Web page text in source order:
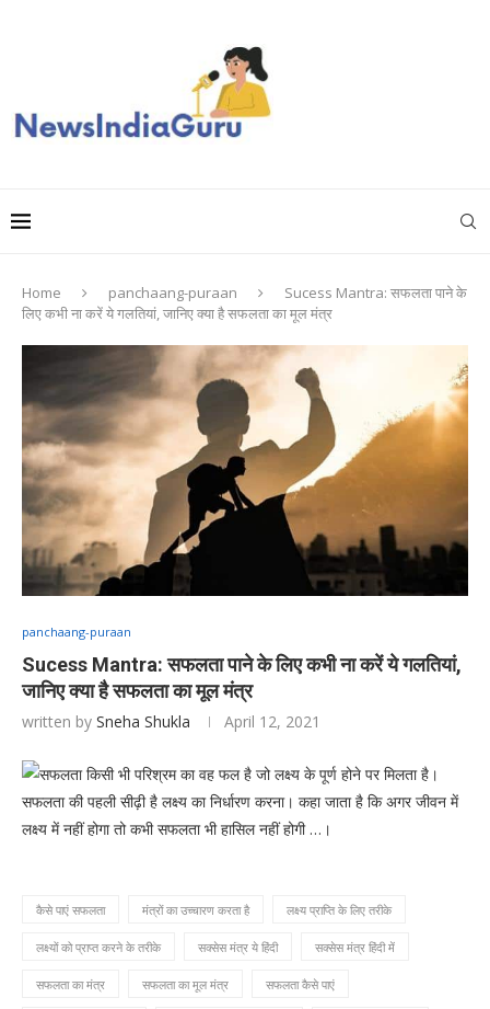
Home panchaang-puraan
Sucess Mantra: सफलता पाने के
लिए कभी ना करें ये गलतियां, जानिए क्या है सफलता का मूल मंत्र
panchaang-puraan
Sucess Mantra: सफलता पाने के लिए कभी ना करें ये गलतियां,
जानिए क्या है सफलता का मूल मंत्र
written by Sneha Shukla April 12, 2021
सफलता किसी भी परिश्रम का वह फल है जो लक्ष्य के पूर्ण होने पर मिलता है।
सफलता की पहली सीढ़ी है लक्ष्य का निर्धारण करना। कहा जाता है कि अगर जीवन में
लक्ष्य में नहीं होगा तो कभी सफलता भी हासिल नहीं होगी …।
कैसे पाएं सफलता मंत्रों का उच्चारण करता है लक्ष्य प्राप्ति के लिए तरीके
लक्ष्यों को प्राप्त करने के तरीके सक्सेस मंत्र ये हिंदी सक्सेस मंत्र हिंदी में
सफलता का मंत्र सफलता का मूल मंत्र सफलता कैसे पाएं